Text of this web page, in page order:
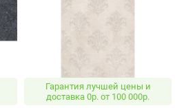
Гарантия лучшей цены и
доставка 0р. от 100 000р.